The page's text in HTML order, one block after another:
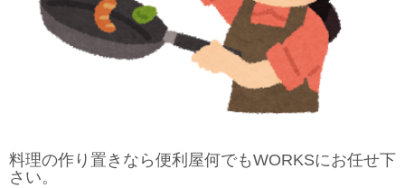
料理の作り置きなら便利屋何でもWORKSにお任せ下
さい。